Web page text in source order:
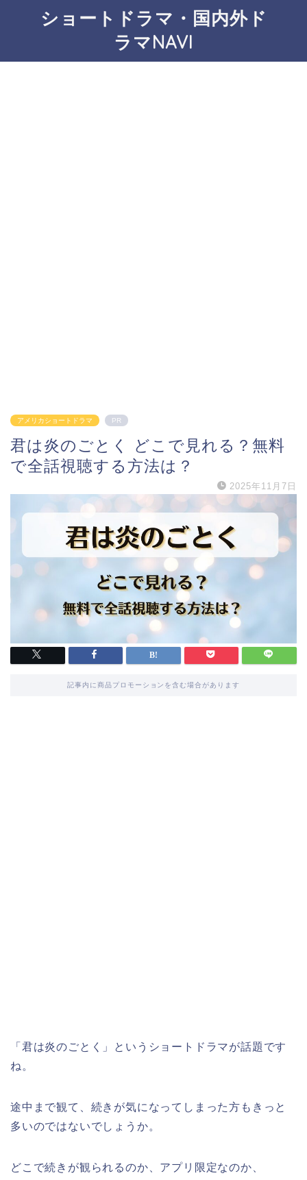
ショートドラマ・国内外ド
ラマNAVI
アメリカショートドラマ PR
君は炎のごとく どこで見れる？無料
で全話視聴する方法は？
2025年11月7日
記事内に商品プロモーションを含む場合があります
「君は炎のごとく」
というショートドラマが話題です
ね。
途中まで観て、続きが気になってしまった方もきっと
多いのではないでしょうか。
どこで続きが観られるのか、アプリ限定なのか、